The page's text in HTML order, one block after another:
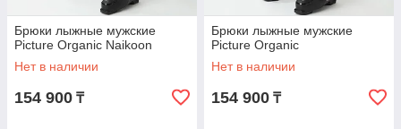
Брюки лыжные мужские
Picture Organic Naikoon
Нет в наличии
154 900 ₸
Брюки лыжные мужские
Picture Organic
Нет в наличии
154 900 ₸